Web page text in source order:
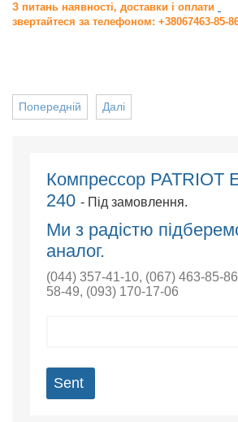
З питань наявності, доставки і оплати
звертайтеся за телефоном: +38067463-85-
Далі
Попередній
Компрессор PATRIOT
240 - Під замовлення.
Ми з радістю
аналог.
(044) 357-41-10, (067) 463-85-86
58-49, (093) 170-17-06
Sent